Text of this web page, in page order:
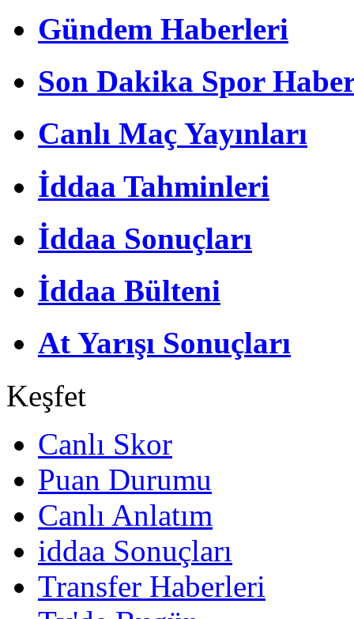
Gündem Haberleri
Son Dakika Spor
Canlı Maç Yayınları
İddaa Tahminleri
İddaa Sonuçları
İddaa Bülteni
At Yarışı Sonuçları
Keşfet
Canlı Skor
Puan Durumu
Canlı Anlatım
iddaa Sonuçları
Transfer Haberleri